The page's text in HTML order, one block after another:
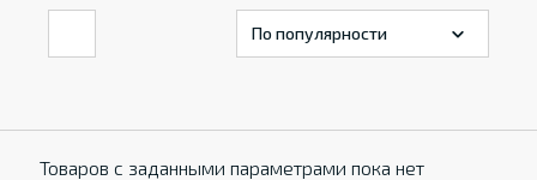
Товаров с заданными параметрами пока нет